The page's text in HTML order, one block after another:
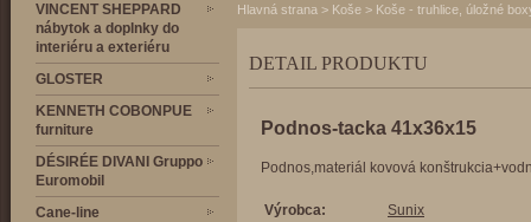
VINCENT SHEPPARD
nábytok a doplnky do
interiéru a exteriéru
GLOSTER
KENNETH COBONPUE
furniture
DÉSIRÉE DIVANI Gruppo
Euromobil
Cane-line
Hlavná strana > Koše > Koše - truhlice, úložné
DETAIL PRODUKTU
Podnos-tacka 41x36x15
Podnos,materiál kovová
Výrobca:
Sunix